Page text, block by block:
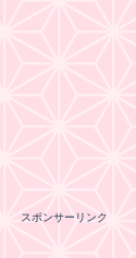
スポンサーリンク